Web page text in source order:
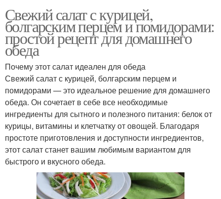
Свежий салат с курицей,
болгарским перцем и помидорами:
простой рецепт для домашнего
обеда
Почему этот салат идеален для обеда
Свежий салат с курицей, болгарским перцем и
помидорами — это идеальное решение для домашнего
обеда. Он сочетает в себе все необходимые
ингредиенты для сытного и полезного питания: белок от
курицы, витамины и клетчатку от овощей. Благодаря
простоте приготовления и доступности ингредиентов,
этот салат станет вашим любимым вариантом для
быстрого и вкусного обеда.